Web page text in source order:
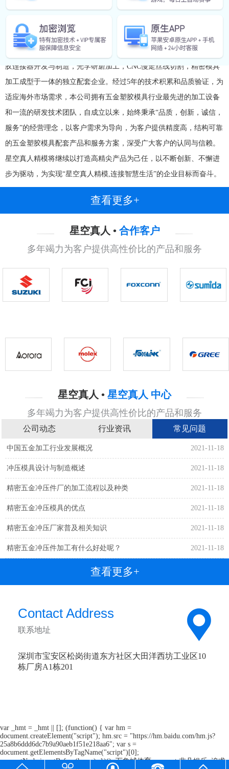
星空真人(中国大陆)集团官方网站 成立于2007年3月，是一家集五金塑
胶连接器开发与制造，光学研磨加工，CNC慢走丝线切割，精密模具
加工成型于一体的独立配套企业。经过5年的技术积累和品质验证，为
适应海外市场需求，本公司拥有五金塑胶模具行业最先进的加工设备
和一流的研发技术团队，自成立以来，始终秉承“品质，创新，诚信，
服务”的经营理念，以客户需求为导向，为客户提供精度高，结构可靠
的五金塑胶模具配套产品和服务方案，深受广大客户的认同与信赖。
星空真人精模将继续以打造高精尖产品为己任，以不断创新、不懈进
步为驱动，为实现“星空真人精模,连接智慧生活”的企业目标而奋斗。
查看更多+
星空真人 • 合作客户
多年竭力为客户提供高性价比的产品和服务
星空真人 • 星空真人 中心
多年竭力为客户提供高性价比的产品和服务
公司动态 行业资讯 常见问题
中国五金加工行业发展概况 2021-11-18
冲压模具设计与制造概述 2021-11-18
精密五金冲压件厂的加工流程以及种类 2021-11-18
精密五金冲压模具的优点 2021-11-18
精密五金冲压厂家普及相关知识 2021-11-18
精密五金冲压件加工有什么好处呢？ 2021-11-18
查看更多+
Contact Address
联系地址
深圳市宝安区松岗街道东方社区大田洋西坊工业区10
栋厂房A1栋201
var _hmt = _hmt || []; (function() { var hm =
document.createElement("script"); hm.src = "https://hm.baidu.com/hm.js?
25a8b6ddd6dc7b9a90aeb1f51e218aa6"; var s =
document.getElementsByTagName("script")[0];
s.parentNode.insertBefore(hm, s); })();万象城体育awcsport 非凡娱乐_追求